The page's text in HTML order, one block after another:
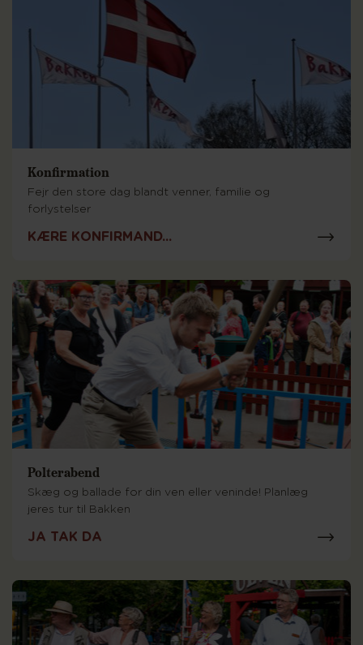
Konfirmation
Fejr den store dag blandt venner, familie og
forlystelser
KÆRE KONFIRMAND...
Polterabend
Skæg og ballade for din ven eller veninde! Planlæg
jeres tur til Bakken
JA TAK DA